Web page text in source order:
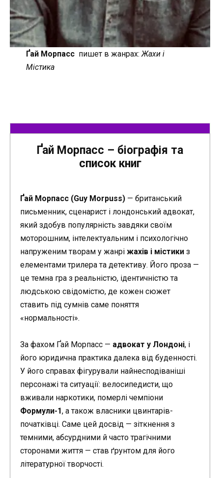
Ґай Морпасс пишет в жанрах: Жахи і
Містика
Ґай Морпасс – біографія та
список книг
Ґай Морпасс (Guy Morpuss) — британський
письменник, сценарист і лондонський адвокат,
який здобув популярність завдяки своїм
моторошним, інтелектуальним і психологічно
напруженим творам у жанрі жахів і містики з
елементами трилера та детективу. Його проза —
це темна гра з реальністю, ідентичністю та
людською свідомістю, де кожен сюжет
ставить під сумнів саме поняття
«нормальності».
За фахом Ґай Морпасс — адвокат у Лондоні, і
його юридична практика далека від буденності.
У його справах фігурували найнесподіваніші
персонажі та ситуації: велосипедисти, що
вживали наркотики, померлі чемпіони
Формули-1, а також власники цвинтарів-
початківці. Саме цей досвід — зіткнення з
темними, абсурдними й часто трагічними
сторонами життя — став ґрунтом для його
літературної творчості.